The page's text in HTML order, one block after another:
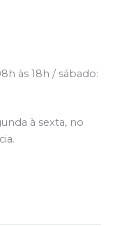
às 18h / sábado:
à sexta, no